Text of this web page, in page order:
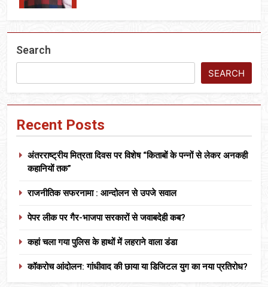
Search
SEARCH
Recent Posts
अंतरराष्ट्रीय मित्रता दिवस पर विशेष “किताबों के पन्नों से लेकर अनकही
कहानियों तक”
राजनीतिक सफरनामा : आन्दोलन से उपजे सवाल
पेपर लीक पर गैर-भाजपा सरकारों से जवाबदेही कब?
कहां चला गया पुलिस के हाथों में लहराने वाला डंडा
कॉकरोच आंदोलन: गांधीवाद की छाया या डिजिटल युग का नया प्रतिरोध?